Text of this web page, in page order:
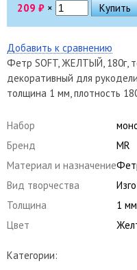
209 ₽ ×
Добавить к сравнению
Фетр SOFT, ЖЕЛТЫЙ, 180г,
декоративный для
толщина 1 мм, плотность
Набор
Бренд
MR
Материал и назначение
Вид творчества
Толщина
1 мм
Цвет
Категории: